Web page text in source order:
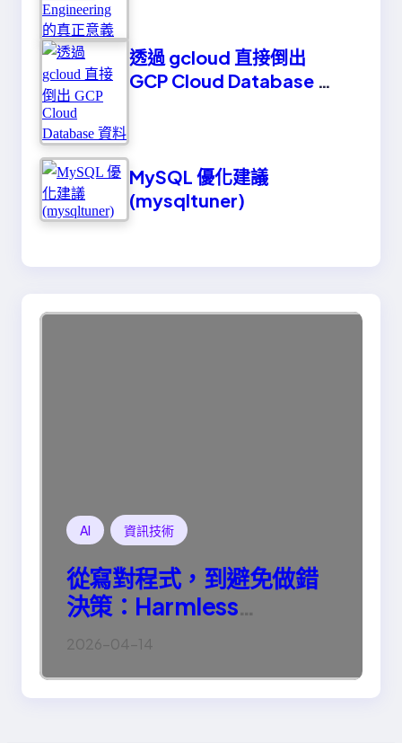
透過 gcloud 直接倒出
GCP Cloud Database 資
MySQL 優化建議
(mysqltuner)
AI 資訊技術
從寫對程式，到避免做錯
決策：Harmless
Engineering 的真正意義
2026-04-14